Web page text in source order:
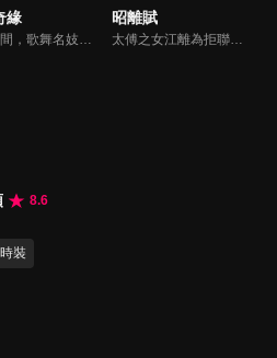
緣
大唐年間，歌舞名妓霍小玉、風流俠客納蘭東、書香才子李益和巾幗紅顏盧靖瀾為首的風騷人物，彼此錯綜複雜的命運與感情糾葛。一場指腹為婚的誤會，造成浪漫卻無果的錯點鴛鴦，他們在階級差異與強權壓迫中勇於追求真愛，在宮廷權謀與世俗現實的拉扯中身不由己地被推向命運的叉路...
昭離賦
太傅之女江離為拒聯姻，常和知己阿昭避世聞香閣。在被迫賜婚左將軍後入宮，卻意外得知阿昭是當朝皇帝。從此深陷愛情和皇宮秘事中，二人攜手平叛戰亂，揭露所有陰謀，歷經所有，終解誤解，相守一生。
8.6
時裝